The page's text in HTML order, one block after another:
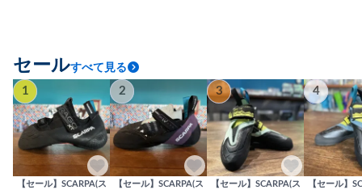
セールすべて見る
1
【セール】SCARPA(ス
2
【セール】SCARPA(ス
3
【セール】SCARPA(ス
4
【セール】